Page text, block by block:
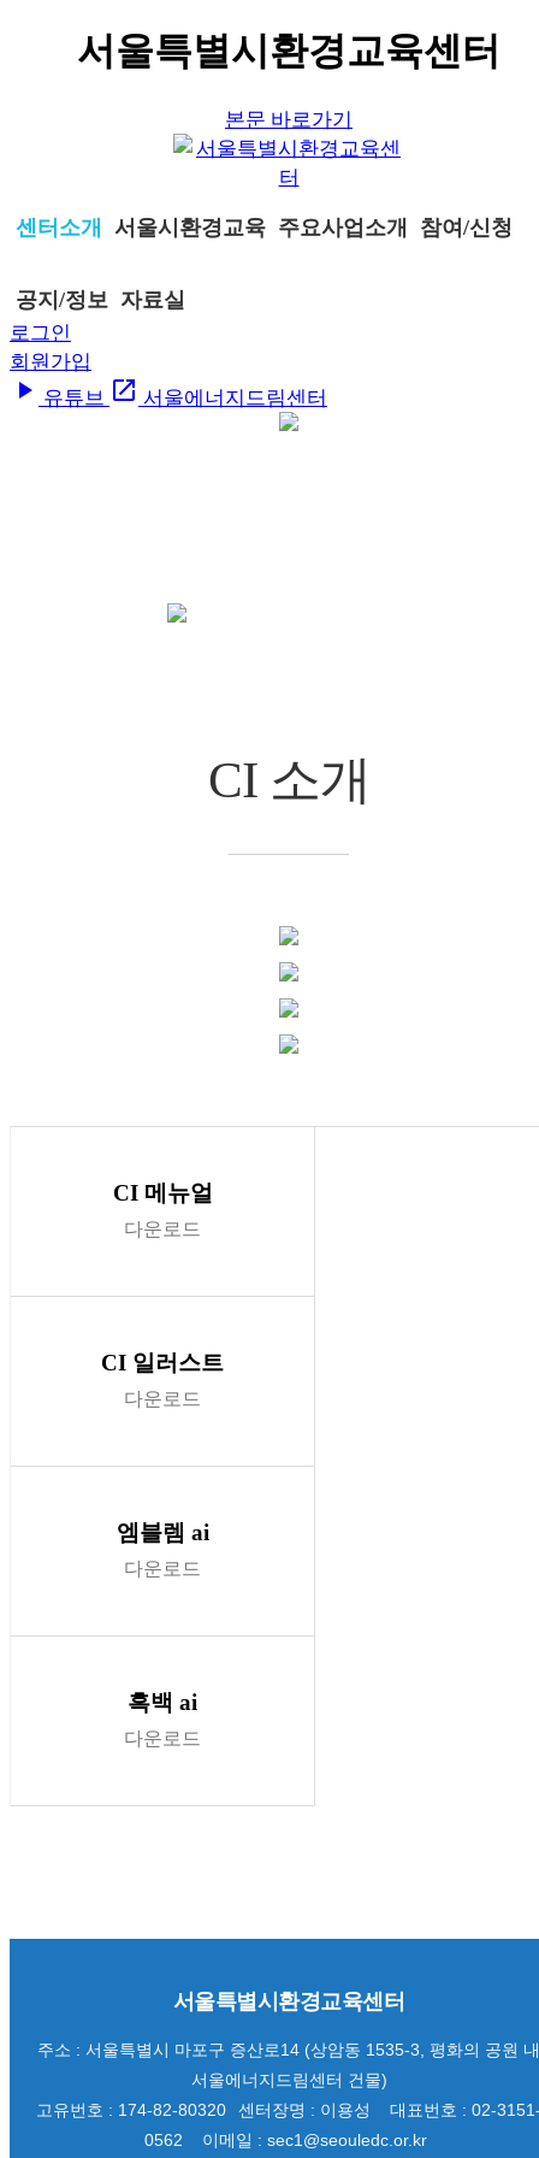
서울특별시환경교육센터
본문 바로가기
센터소개 서울시환경교육 주요사업소개 참여/신청
공지/정보 자료실
로그인
회원가입
play_arrow 유튜브 open_in_new 서울에너지드림센터
CI 소개
CI 메뉴얼
다운로드
CI 일러스트
다운로드
엠블렘 ai
다운로드
흑백 ai
다운로드
서울특별시환경교육센터
주소 : 서울특별시 마포구 증산로14 (상암동 1535-3, 평화의 공원 내
서울에너지드림센터 건물)
고유번호 : 174-82-80320
센터장명 : 이용성
대표번호 : 02-
0562
이메일 : sec1@seouledc.or.kr